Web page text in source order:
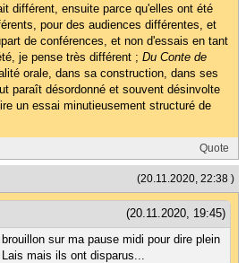
différent, ensuite parce qu'elles ont été
pour des audiences différentes, et
de conférences, et non d'essais en tant
je pense très différent ; Du Conte de
orale, dans sa construction, dans ses
paraît désordonné et souvent désinvolte
un essai minutieusement structuré de
Quote
(20.11.2020, 22:38 )
(20.11.2020, 19:45)
sur ma pause midi pour dire plein
mais ils ont disparus...